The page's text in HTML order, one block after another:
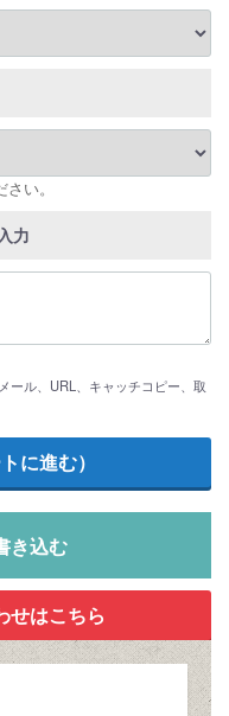
い。
力
ール、URL、キャッチコピー、取
き込む